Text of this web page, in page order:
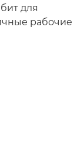
для
рабочие